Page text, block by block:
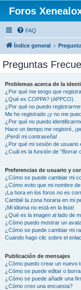
Foros
FAQ
Índice general
Preguntas
Problemas acerca de la
¿Por qué me tengo que
¿Qué es COPPA? (APPCO)
¿Por qué no puedo
Me he registrado ¡y no me
¿Por qué no puedo
Hace un tiempo me registré,
¡Perdí mi contraseña!
¿Por qué mi sesión de usuario
¿Cuál es la función de “Borrar
Preferencias de usuario y
¿Cómo se puede cambiar mi
¿Cómo evito que mi nombre
¡La hora en los foros no es
Cambié la zona horaria en mi
¡Mi idioma no está en la lista!
¿Qué es la imagen al lado de
¿Cómo puedo mostrar un
¿Cómo se puede cambiar mi
Cuando hago clic sobre el
Publicación de mensajes
¿Cómo puedo crear un nuevo
¿Cómo se puede editar o
¿Cómo se puede añadir una
¿Cómo creo una encuesta?